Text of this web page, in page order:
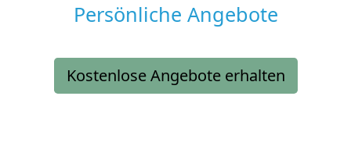
Persönliche Angebote
Kostenlose Angebote erhalten